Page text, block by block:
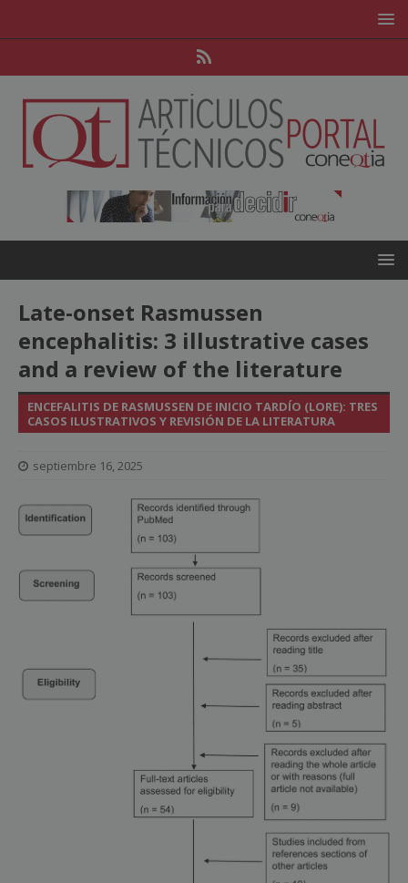
Late-onset Rasmussen
encephalitis: 3 illustrative cases
and a review of the literature
ENCEFALITIS DE RASMUSSEN DE INICIO TARDÍO (LORE): TRES
CASOS ILUSTRATIVOS Y REVISIÓN DE LA LITERATURA
septiembre 16, 2025